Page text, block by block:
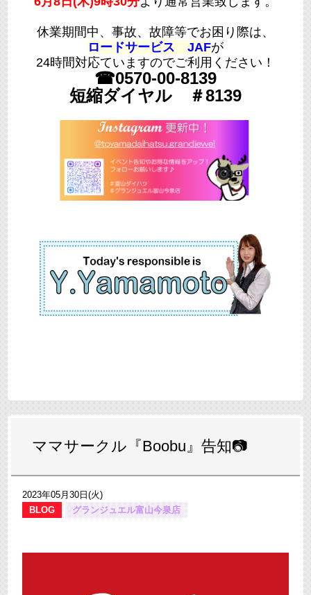
休業期間中、事故、故障等でお困り際は、
ロードサービス
JAFが
24時間対応ていますのでご利用ください！
☎0570-00-8139
短縮ダイヤル ＃8139
ママサークル『Boobu』告知📷
2023年05月30日(火)
BLOG
グランジュエル富山今泉店